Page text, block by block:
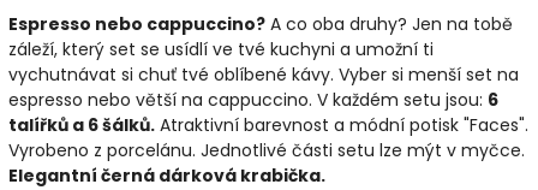
Espresso nebo cappuccino? A co oba druhy? Jen na tobě
záleží, který set se usídlí ve tvé kuchyni a umožní ti
vychutnávat si chuť tvé oblíbené kávy. Vyber si menší set na
espresso nebo větší na cappuccino. V každém setu jsou: 6
talířků a 6 šálků. Atraktivní barevnost a módní potisk "Faces".
Vyrobeno z porcelánu. Jednotlivé části setu lze mýt v myčce.
Elegantní černá dárková krabička.